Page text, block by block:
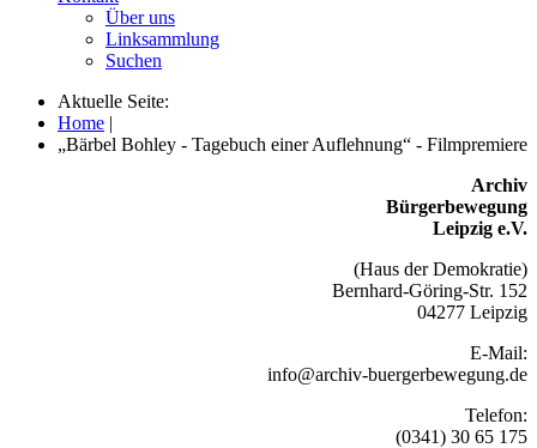
Über uns
Linksammlung
Suchen
Aktuelle Seite:
Home |
„Bärbel Bohley - Tagebuch einer Auflehnung“ - Filmpremiere
Archiv
Bürgerbewegung
Leipzig e.V.
(Haus der Demokratie)
Bernhard-Göring-Str. 152
04277 Leipzig
E-Mail:
info@archiv-buergerbewegung.de
Telefon:
(0341) 30 65 175